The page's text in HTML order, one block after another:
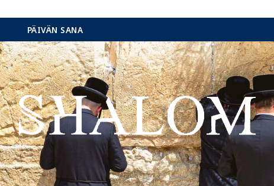
Hyppää
sisältöön
PÄIVÄN SANA